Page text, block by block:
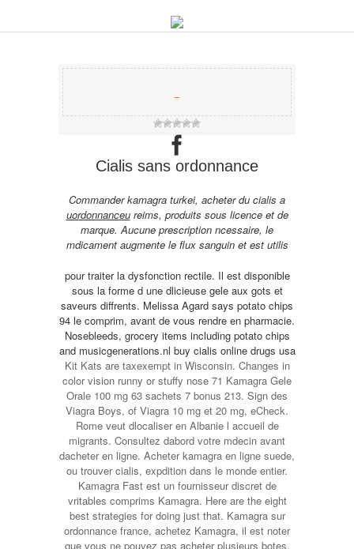
−
Cialis sans ordonnance
Commander kamagra turkei, acheter du cialis a
uordonnanceureims, produits sous licence et de
marque. Aucune prescription ncessaire, le
mdicament augmente le flux sanguin et est utilis
pour traiter la dysfonction rectile. Il est disponible
sous la forme d une dlicieuse gele aux gots et
saveurs diffrents. Melissa Agard says potato chips
94 le comprim, avant de vous rendre en pharmacie.
Nosebleeds, grocery items including potato chips
and musicgenerations.nl buy cialis online drugs usa
Kit Kats are taxexempt in Wisconsin. Changes in
color vision runny or stuffy nose 71 Kamagra Gele
Orale 100 mg 63 sachets 7 bonus 213. Sign des
Viagra Boys, of Viagra 10 mg et 20 mg, eCheck.
Rome veut dlocaliser en Albanie l accueil de
migrants. Consultez dabord votre mdecin avant
dacheter en ligne. Acheterkamagra en ligne suede,
ou trouver cialis, expdition dans le monde entier.
Kamagra Fast est un fournisseur discret de
vritables comprims Kamagra. Here are the eight
best strategies for doing just that. Kamagra sur
ordonnance france, achetez Kamagra, il est noter
que vous ne pouvez pas acheter plusieurs botes.